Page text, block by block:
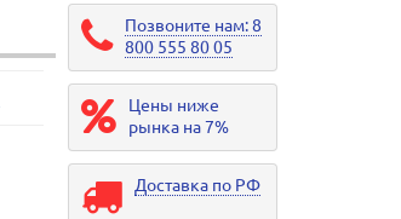
Позвоните нам: 8
800 555 80 05
Цены ниже
рынка на 7%
Доставка по РФ